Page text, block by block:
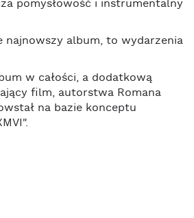
pomysłowość i instrumentalny
najnowszy album, to wydarzenia
w całości, a dodatkową
film, autorstwa Romana
na bazie konceptu